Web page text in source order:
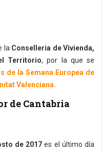
la Conselleria de Vivienda,
Territorio, por la que se
de la Semana Europea de
Valenciana.
de Cantabria
de 2017es el último día